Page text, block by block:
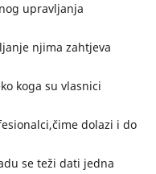
upravljanja
njima zahtjeva
koga su vlasnici
dolazi i do
se teži dati jedna